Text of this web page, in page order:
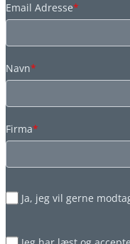
Email Adresse*
Navn*
Firma*
Ja, jeg vil gerne